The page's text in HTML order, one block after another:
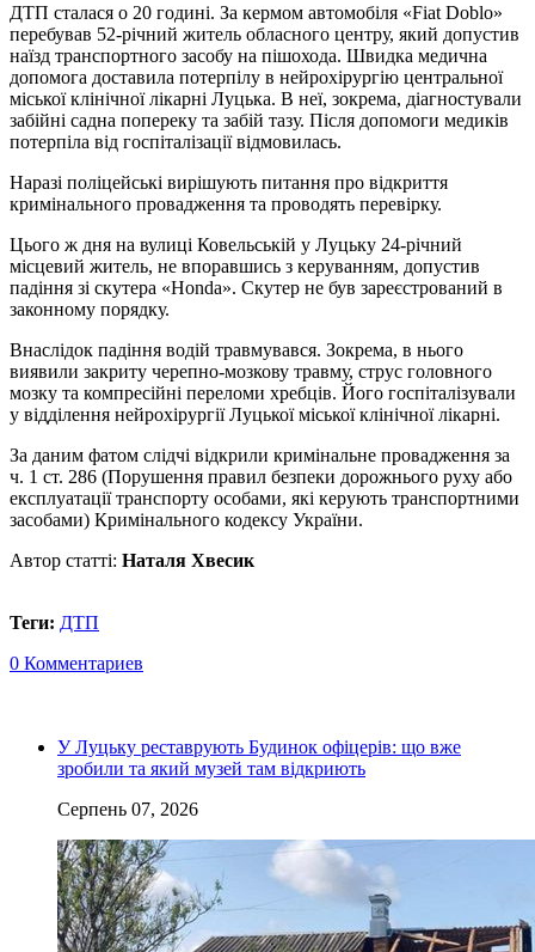
ДТП сталася о 20 годині. За кермом автомобіля «Fiat Doblo»
перебував 52-річний житель обласного центру, який допустив
наїзд транспортного засобу на пішохода. Швидка медична
допомога доставила потерпілу в нейрохірургію центральної
міської клінічної лікарні Луцька. В неї, зокрема, діагностували
забійні садна попереку та забій тазу. Після допомоги медиків
потерпіла від госпіталізації відмовилась.
Наразі поліцейські вирішують питання про відкриття
кримінального провадження та проводять перевірку.
Цього ж дня на вулиці Ковельській у Луцьку 24-річний
місцевий житель, не впоравшись з керуванням, допустив
падіння зі скутера «Honda». Скутер не був зареєстрований в
законному порядку.
Внаслідок падіння водій травмувався. Зокрема, в нього
виявили закриту черепно-мозкову травму, струс головного
мозку та компресійні переломи хребців. Його госпіталізували
у відділення нейрохірургії Луцької міської клінічної лікарні.
За даним фатом слідчі відкрили кримінальне провадження за
ч. 1 ст. 286 (Порушення правил безпеки дорожнього руху або
експлуатації транспорту особами, які керують транспортними
засобами) Кримінального кодексу України.
Автор статті: Наталя Хвесик
Теги: ДТП
0 Комментариев
У Луцьку реставрують Будинок офіцерів: що вже
зробили та який музей там відкриють
Серпень 07, 2026